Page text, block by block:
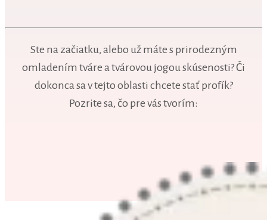
Ste na začiatku, alebo už máte s prirodezným
omladením tváre a tvárovou jogou skúsenosti? Či
dokonca sa v tejto oblasti chcete stať profík?
Pozrite sa, čo pre vás tvorím: